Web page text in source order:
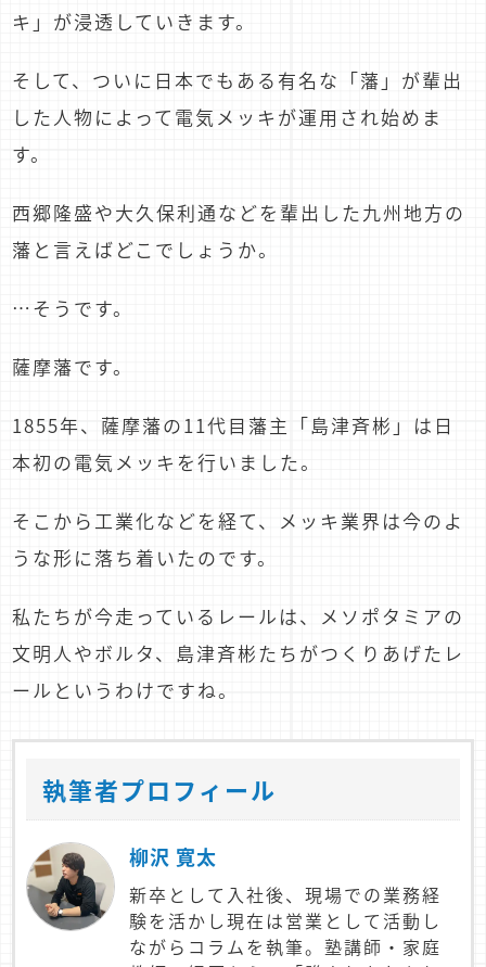
キ」が浸透していきます。
そして、ついに日本でもある有名な「藩」が輩出
した人物によって電気メッキが運用され始めま
す。
西郷隆盛や大久保利通などを輩出した九州地方の
藩と言えばどこでしょうか。
…そうです。
薩摩藩です。
1855年、薩摩藩の11代目藩主「島津斉彬」は日
本初の電気メッキを行いました。
そこから工業化などを経て、メッキ業界は今のよ
うな形に落ち着いたのです。
私たちが今走っているレールは、メソポタミアの
文明人やボルタ、島津斉彬たちがつくりあげたレ
ールというわけですね。
執筆者プロフィール
柳沢 寛太
新卒として入社後、現場での業務経
験を活かし現在は営業として活動し
ながらコラムを執筆。塾講師・家庭